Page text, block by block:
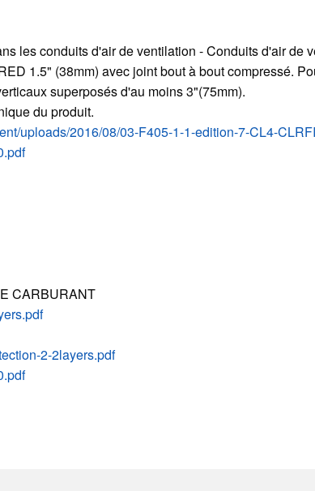
les conduits d'air de ventilation - Conduits d'air de
1.5" (38mm) avec joint bout à bout compressé.
superposés d'au moins 3"(75mm).
du produit.
uploads/2016/08/03-F405-1-1-edition-7-CL4-
CARBURANT
2-2layers.pdf